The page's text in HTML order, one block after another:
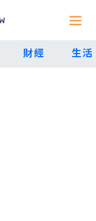
財經 生活